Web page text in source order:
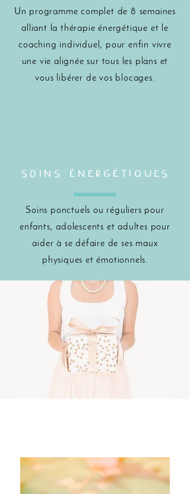
Un programme complet de 8 semaines
alliant la thérapie énergétique et le
coaching individuel, pour enfin vivre
une vie alignée sur tous les plans et
vous libérer de vos blocages.
SOINS ÉNERGÉTIQUES
Soins ponctuels ou réguliers pour
enfants, adolescents et adultes pour
aider à se défaire de ses maux
physiques et émotionnels.
choisissez votre formule